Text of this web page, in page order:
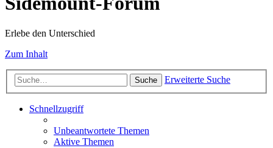
Erlebe den Unterschied
Zum Inhalt
Suche Erweiterte Suche
Schnellzugriff
Unbeantwortete Themen
Aktive Themen